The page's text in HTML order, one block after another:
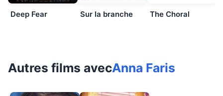
Deep Fear Sur la branche The Choral
Autres films avecAnna Faris